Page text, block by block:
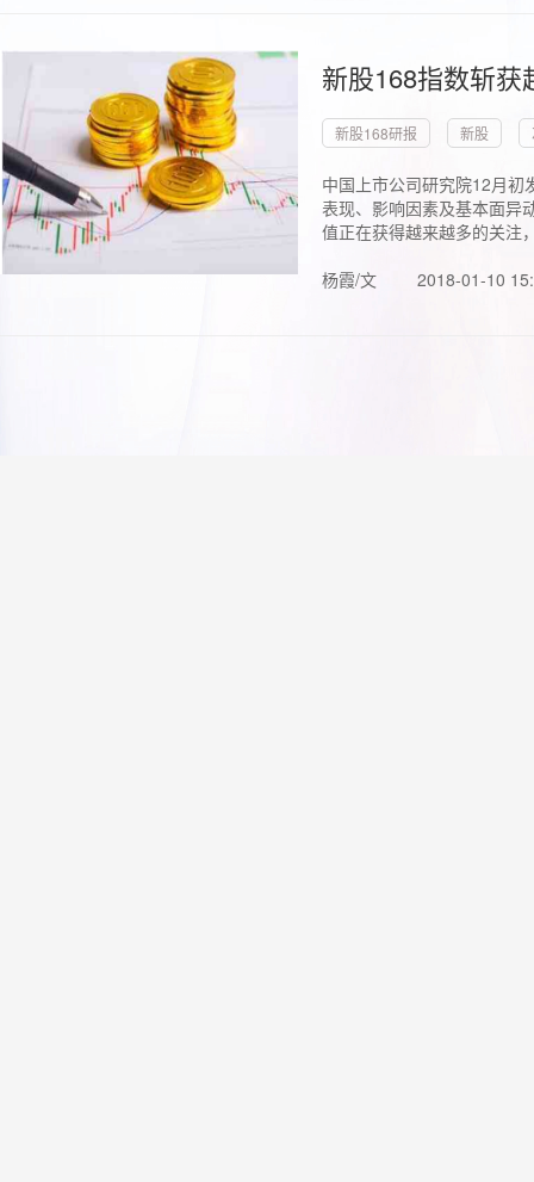
新股168指数斩
新股168研报 新股
中国上市公司研究院12月初
表现、影响因素及基本面异
值正在获得越来越多的关注
杨霞/文
2018-01-10